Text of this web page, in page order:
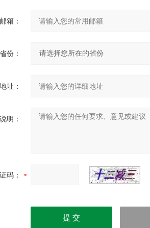
箱：
省份：
址：
明：
码：